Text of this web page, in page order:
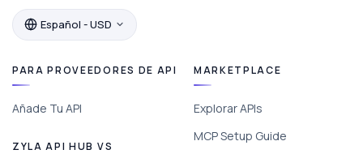
Español - USD
PARA PROVEEDORES DE API
Añade Tu API
ZYLA API HUB VS
MARKETPLACE
Explorar APIs
MCP Setup Guide